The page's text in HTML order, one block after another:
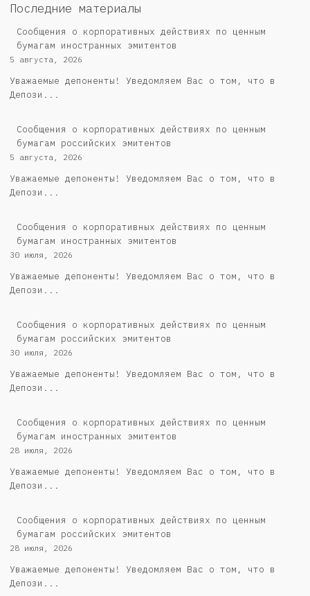
Последние материалы
Сообщения о корпоративных действиях по ценным
бумагам иностранных эмитентов
5 августа, 2026
Уважаемые депоненты! Уведомляем Вас о том, что в
Депози...
Cообщения о корпоративных действиях по ценным
бумагам российских эмитентов
5 августа, 2026
Уважаемые депоненты! Уведомляем Вас о том, что в
Депози...
Сообщения о корпоративных действиях по ценным
бумагам иностранных эмитентов
30 июля, 2026
Уважаемые депоненты! Уведомляем Вас о том, что в
Депози...
Cообщения о корпоративных действиях по ценным
бумагам российских эмитентов
30 июля, 2026
Уважаемые депоненты! Уведомляем Вас о том, что в
Депози...
Сообщения о корпоративных действиях по ценным
бумагам иностранных эмитентов
28 июля, 2026
Уважаемые депоненты! Уведомляем Вас о том, что в
Депози...
Cообщения о корпоративных действиях по ценным
бумагам российских эмитентов
28 июля, 2026
Уважаемые депоненты! Уведомляем Вас о том, что в
Депози...